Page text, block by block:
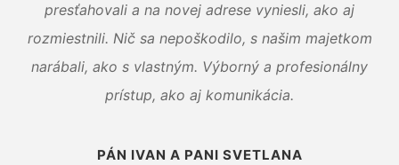
presťahovali a na novej adrese vyniesli, ako aj
rozmiestnili. Nič sa nepoškodilo, s našim majetkom
narábali, ako s vlastným. Výborný a profesionálny
prístup, ako aj komunikácia.
PÁN IVAN A PANI SVETLANA